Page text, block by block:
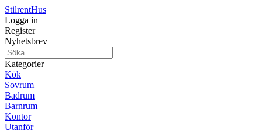
StilrentHus
Logga in
Register
Nyhetsbrev
Kategorier
Kök
Sovrum
Badrum
Barnrum
Kontor
Utanför